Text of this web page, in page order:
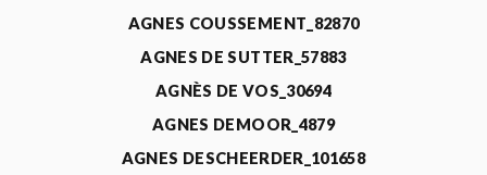
AGNES COUSSEMENT_82870
AGNES DE SUTTER_57883
AGNÈS DE VOS_30694
AGNES DEMOOR_4879
AGNES DESCHEERDER_101658